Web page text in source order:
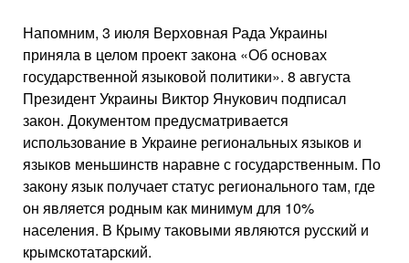
Напомним, 3 июля Верховная Рада Украины
приняла в целом проект закона «Об основах
государственной языковой политики». 8 августа
Президент Украины Виктор Янукович подписал
закон. Документом предусматривается
использование в Украине региональных языков и
языков меньшинств наравне с государственным. По
закону язык получает статус регионального там, где
он является родным как минимум для 10%
населения. В Крыму таковыми являются русский и
крымскотатарский.